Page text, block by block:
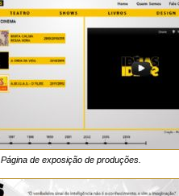
Página de exposição de produções.